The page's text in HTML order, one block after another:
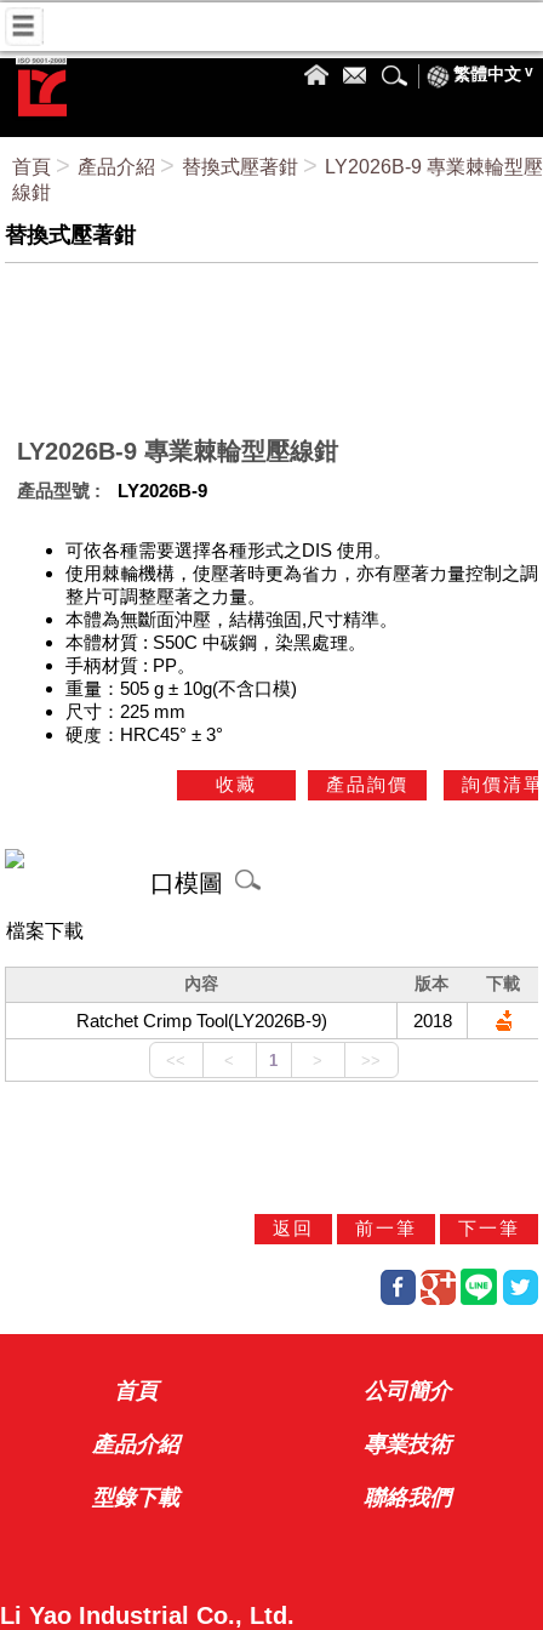
繁體中文
首頁 產品介紹 替換式壓著鉗
LY2026B-9 專業棘輪型壓
線鉗
替換式壓著鉗
LY2026B-9 專業棘輪型壓線鉗
產品型號 LY2026B-9
可依各種需要選擇各種形式之DIS 使用。
使用棘輪機構，使壓著時更為省力，亦有壓著力量控制之調
整片可調整壓著之力量。
本體為無斷面沖壓，結構強固,尺寸精準。
本體材質 : S50C 中碳鋼，染黑處理。
手柄材質 : PP。
重量：505 g ± 10g(不含口模)
尺寸：225 mm
硬度：HRC45° ± 3°
口模圖
檔案下載
內容 版本 下載
Ratchet Crimp Tool(LY2026B-9) 2018
首頁 公司簡介
產品介紹 專業技術
型錄下載 聯絡我們
Li Yao Industrial Co., Ltd.